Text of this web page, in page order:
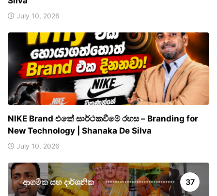
July 10, 2026
NIKE Brand එකේ සාර්ථකවීමේ රහස – Branding for
New Technology | Shanaka De Silva
July 10, 2026
ආගමික සහ දාර්ශනික 37